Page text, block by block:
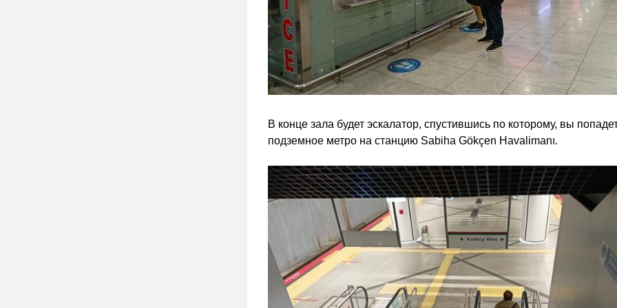
В конце зала будет эскалатор, спустившись по которому, вы
подземное метро на станцию Sabiha Gökçen Havalimanı.